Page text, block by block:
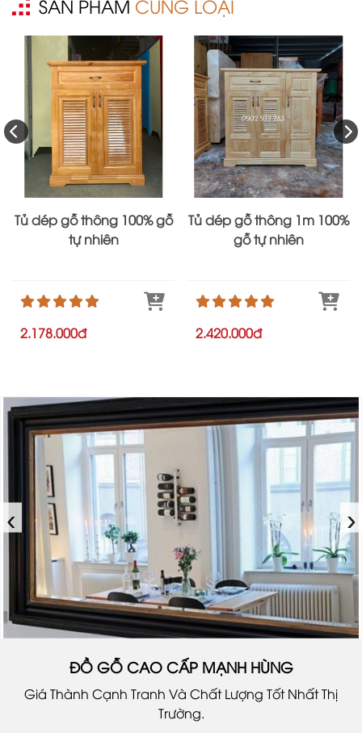
SẢN PHẨM CÙNG LOẠI
Tủ dép gỗ thông 100% gỗ
tự nhiên
2.178.000đ
Tủ dép gỗ thông 1m 100%
gỗ tự nhiên
2.420.000đ
‹ ›
ĐỒ GỖ CAO CẤP MẠNH HÙNG
Giá Thành Cạnh Tranh Và Chất Lượng Tốt Nhất Thị
Trường.